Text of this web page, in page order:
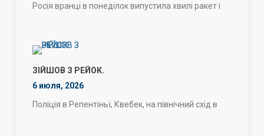
Росія вранці в понеділок випустила хвилі ракет і
ЗІЙШОВ З РЕЙОК.
6 июля, 2026
Поліція в Репентіньї, Квебек, на північний схід в